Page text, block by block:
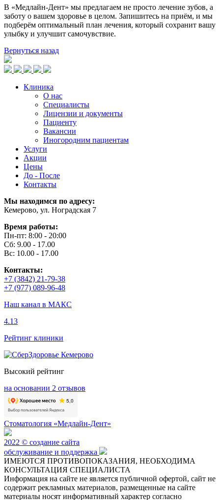
В «Медлайн-Дент» мы предлагаем не просто лечение зубов, а
заботу о вашем здоровье в целом. Запишитесь на приём, и мы
подберём оптимальный план лечения, который сохранит вашу
улыбку и улучшит самочувствие.
Вернуться назад
Клиника
О нас
Специалисты
Лицензии и документы
Пациенту
Вакансии
Иногородним пациентам
Услуги
Акции
Цены
До - После
Контакты
Мы находимся по адресу:
Кемерово, ул. Ноградская 7
Время работы:
Пн-пт: 8:00 - 20:00
Сб: 9.00 - 17.00
Вс: 10.00 - 17.00
Контакты:
+7 (3842) 21-79-38
+7 (977) 089-96-48
Наш канал в МАКС
4.13
Рейтинг клиники
Высокий рейтинг
на основании 2 отзывов
Стоматология «Медлайн-Дент»
2022 © создание сайта
обслуживание и поддержка
ИМЕЮТСЯ ПРОТИВОПОКАЗАНИЯ, НЕОБХОДИМА
КОНСУЛЬТАЦИЯ СПЕЦИАЛИСТА
Информация на сайте не является публичной офертой, сайт не
содержит рекламных материалов, размещенные на сайте
материалы носят информативный характер согласно